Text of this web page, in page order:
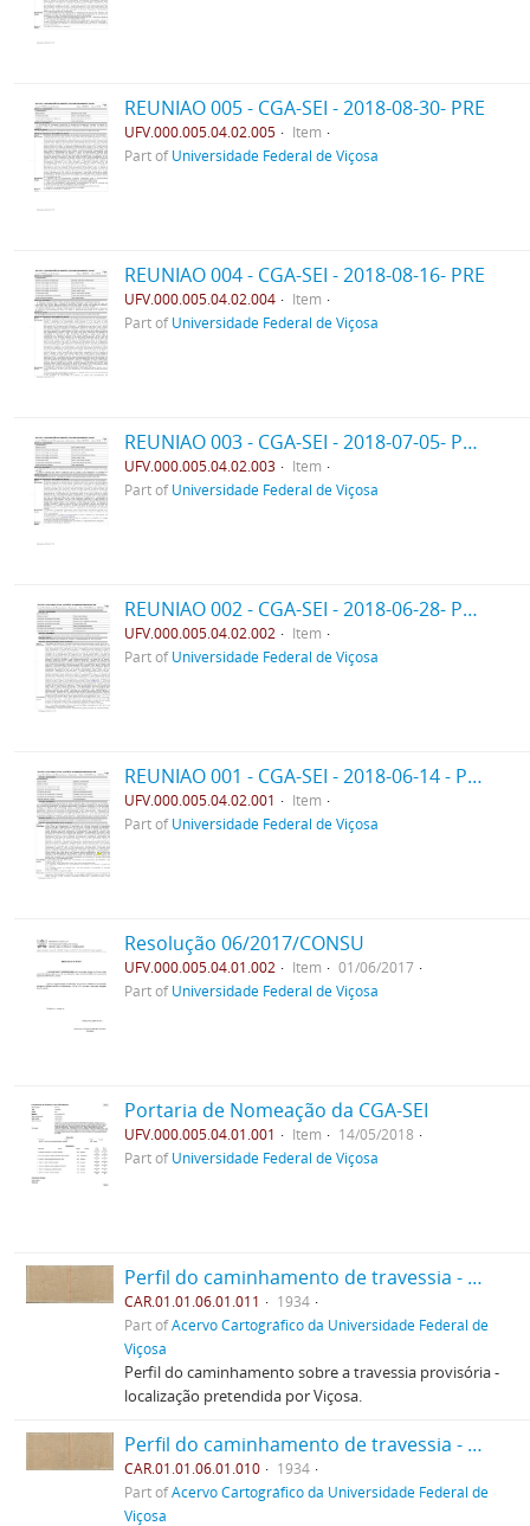
REUNIAO 005 - CGA-SEI - 2018-08-30- PRE
UFV.000.005.04.02.005
Item
Part ofUniversidade Federal de Viçosa
REUNIAO 004 - CGA-SEI - 2018-08-16- PRE
UFV.000.005.04.02.004
Item
Part ofUniversidade Federal de Viçosa
REUNIAO 003 - CGA-SEI - 2018-07-05- PPO
UFV.000.005.04.02.003
Item
Part ofUniversidade Federal de Viçosa
REUNIAO 002 - CGA-SEI - 2018-06-28- PPO
UFV.000.005.04.02.002
Item
Part ofUniversidade Federal de Viçosa
REUNIAO 001 - CGA-SEI - 2018-06-14 - PPO
UFV.000.005.04.02.001
Item
Part ofUniversidade Federal de Viçosa
Resolução 06/2017/CONSU
UFV.000.005.04.01.002 Item
01/06/2017
Part ofUniversidade Federal de Viçosa
Portaria de Nomeação da CGA-SEI
UFV.000.005.04.01.001 Item
14/05/2018
Part ofUniversidade Federal de Viçosa
Perfil do caminhamento de travessia - Viçosa
CAR.01.01.06.01.011
1934
Part ofAcervo Cartográfico da Universidade Federal de
Viçosa
Perfil do caminhamento sobre a travessia provisória -
localização pretendida por Viçosa.
Perfil do caminhamento de travessia - Ponte Nova
CAR.01.01.06.01.010
1934
Part ofAcervo Cartográfico da Universidade Federal de
Viçosa